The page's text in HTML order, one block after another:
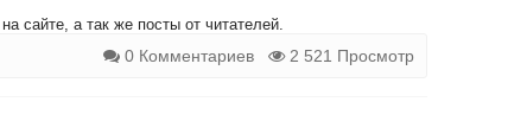
сайте, а так же посты от читателей.
0 Комментариев 2 521 Просмотр